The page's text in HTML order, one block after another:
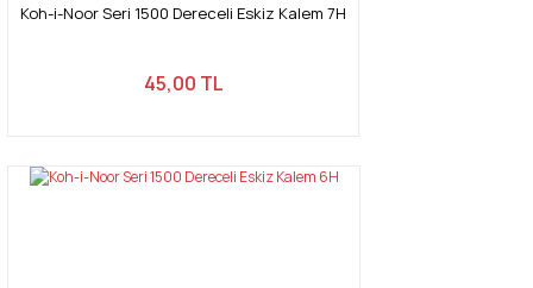
Koh-i-Noor Seri 1500 Dereceli Eskiz Kalem 7H
45,00 TL